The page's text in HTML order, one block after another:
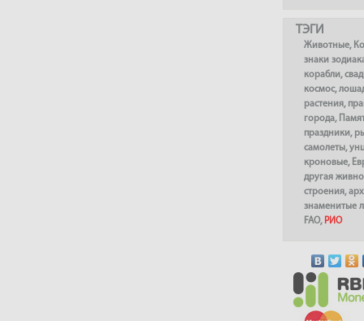
ТЭГИ
Животные,
знаки
корабли,
космос,
растения,
города,
праздники,
самолеты,
кроновые,
другая
строения,
знаменитые
FAO, РИО